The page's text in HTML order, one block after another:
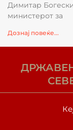
Димитар
министерот за
Дознај повеќе...